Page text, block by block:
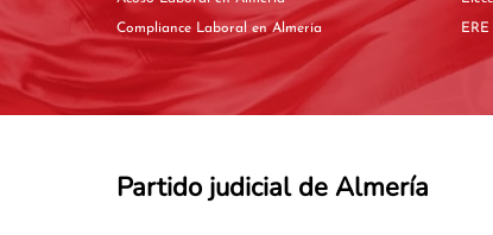
Compliance Laboral en Almería
Partido judicial de Almería